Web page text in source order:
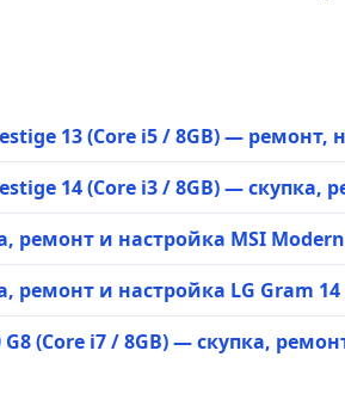
13 (Core i5 / 8GB) — ремонт,
14 (Core i3 / 8GB) — скупка,
ремонт и настройка MSI Modern
ремонт и настройка LG Gram 14
G8 (Core i7 / 8GB) — скупка,